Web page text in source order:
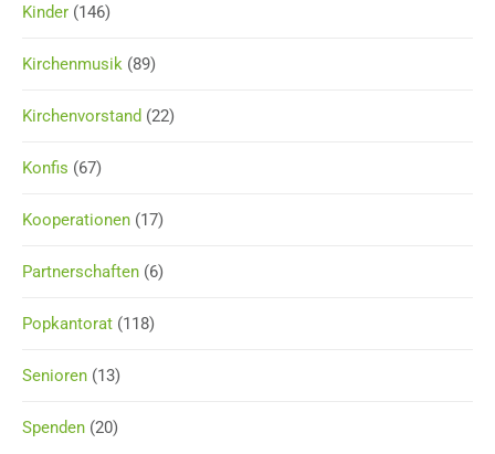
Kinder (146)
Kirchenmusik (89)
Kirchenvorstand (22)
Konfis (67)
Kooperationen (17)
Partnerschaften (6)
Popkantorat (118)
Senioren (13)
Spenden (20)